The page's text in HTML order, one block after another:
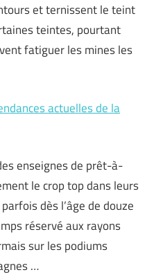
et ternissent le teint
teintes, pourtant
fatiguer les mines les
actuelles de la
enseignes de prêt-à-
le crop top dans leurs
dès l’âge de douze
réservé aux rayons
sur les podiums
…